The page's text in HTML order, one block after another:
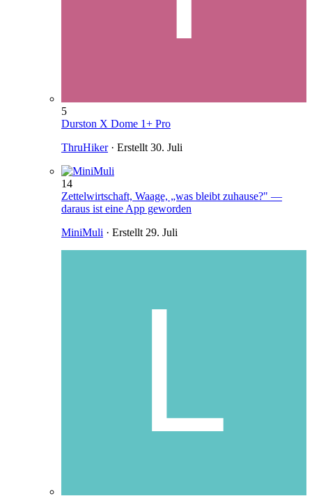
5
Durston X Dome 1+ Pro
ThruHiker· Erstellt 30. Juli
14
Zettelwirtschaft, Waage, „was bleibt zuhause?" —
daraus ist eine App geworden
MiniMuli · Erstellt 29. Juli